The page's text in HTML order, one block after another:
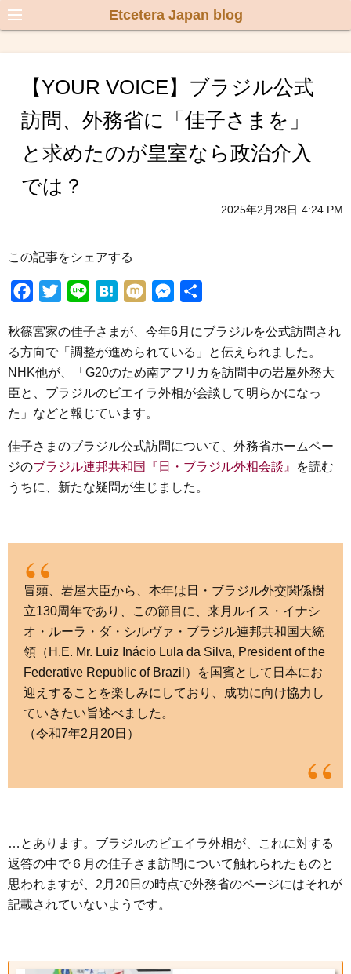
Etcetera Japan blog
【YOUR VOICE】ブラジル公式
訪問、外務省に「佳子さまを」
と求めたのが皇室なら政治介入
では？
2025年2月28日 4:24 PM
この記事をシェアする
c
e
b
o
o
k
i
t
e
r
n
e
H
t
e
n
a
M
x
i
s
s
e
n
e
r
秋篠宮家の佳子さまが、今年6月にブラジルを公式訪問され
る方向で「調整が進められている」と伝えられました。
NHK他が、「G20のため南アフリカを訪問中の岩屋外務大
臣と、ブラジルのビエイラ外相が会談して明らかになっ
た」などと報じています。
佳子さまのブラジル公式訪問について、外務省ホームペー
ジのブラジル連邦共和国『日・ブラジル外相会談』
を読む
うちに、新たな疑問が生じました。
冒頭、岩屋大臣から、本年は日・ブラジル外交関係樹
立130周年であり、この節目に、来月ルイス・イナシ
オ・ルーラ・ダ・シルヴァ・ブラジル連邦共和国大統
領（H.E. Mr. Luiz Inácio Lula da Silva, President of the
Federative Republic of Brazil）を国賓として日本にお
迎えすることを楽しみにしており、成功に向け協力し
ていきたい旨述べました。
（令和7年2月20日）
…とあります。ブラジルのビエイラ外相が、これに対する
返答の中で６月の佳子さま訪問について触れられたものと
思われますが、2月20日の時点で外務省のページにはそれが
記載されていないようです。